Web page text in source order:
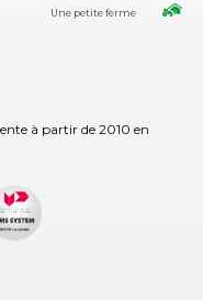
à partir de 2010 en
Une petite ferme